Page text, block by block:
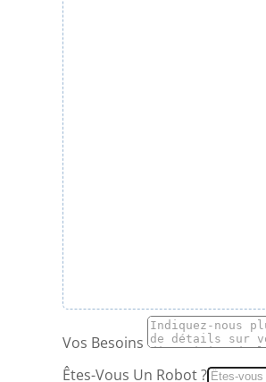
Vos Besoins
Êtes-Vous Un Robot ?